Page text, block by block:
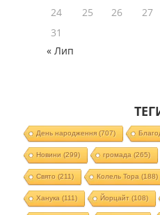
24
25 26 27
31
« Лип
День народження(707)
Новини (299) громада (265)
Свято (211) Колель Тора (188)
Ханука (111) Йорцайт (108)